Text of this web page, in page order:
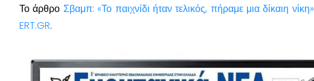
Το άρθρο Σβαμπ: «Το παιχνίδι ήταν τελικός, πήραμε μια δίκαιη νίκη»
ERT.GR.